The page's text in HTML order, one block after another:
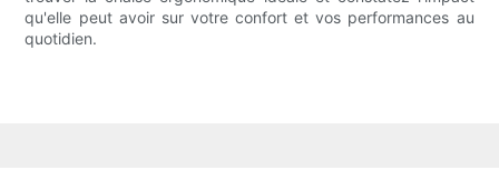
qu'elle peut avoir sur votre confort et vos performances au
quotidien.